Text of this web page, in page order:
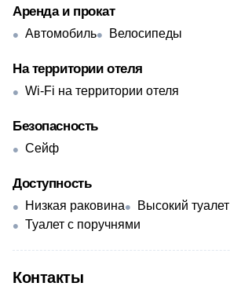
Аренда и прокат
Автомобиль Велосипеды
На территории отеля
Wi-Fi на территории отеля
Безопасность
Сейф
Доступность
Низкая раковина
Высокий туалет
Туалет с поручнями
Контакты